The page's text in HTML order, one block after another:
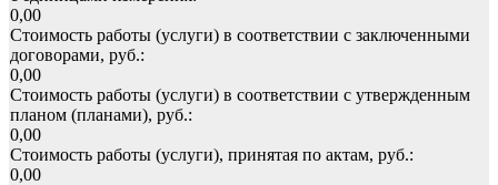
0,00
Стоимость работы (услуги) в соответствии с заключенными
договорами, руб.:
0,00
Стоимость работы (услуги) в соответствии с утвержденным
планом (планами), руб.:
0,00
Стоимость работы (услуги), принятая по актам, руб.:
0,00